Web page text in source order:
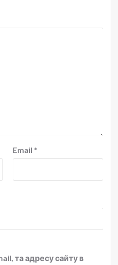
Email *
та адресу сайту в